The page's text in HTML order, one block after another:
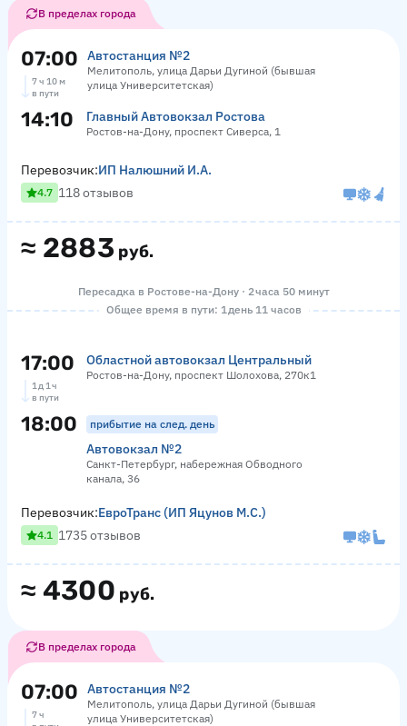
В пределах города
07:00 Автостанция №2
Мелитополь, улица Дарьи Дугиной (бывшая
улица Университетская)
7 ч 10 м
в пути
14:10 Главный Автовокзал Ростова
Ростов-на-Дону, проспект Сиверса, 1
≈ 2883 руб.
Перевозчик:ИП Налюшний И.А.
4.7 118 отзывов
Пересадка в Ростове-на-Дону · 2 часа 50 минут
Общее время в пути: 1 день 11 часов
17:00 Областной автовокзал Центральный
Ростов-на-Дону, проспект Шолохова, 270к1
1 д 1 ч
в пути
18:00 прибытие на след. день
Автовокзал №2
Санкт-Петербург, набережная Обводного
канала, 36
≈ 4300 руб.
Перевозчик:ЕвроТранс (ИП Яцунов М.С.)
4.1 1735 отзывов
В пределах города
07:00 Автостанция №2
Мелитополь, улица Дарьи Дугиной (бывшая
улица Университетская)
7 ч